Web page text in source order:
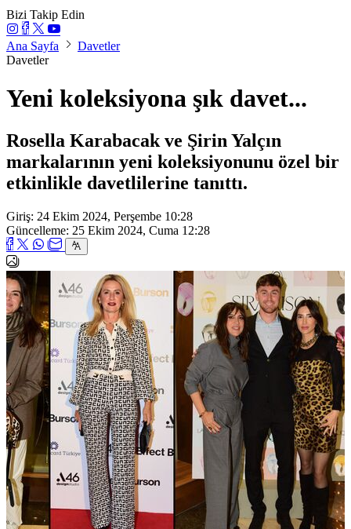
Bizi Takip Edin
Ana Sayfa
Davetler
Davetler
Yeni koleksiyona şık davet...
Rosella Karabacak ve Şirin Yalçın
markalarının yeni koleksiyonunu özel bir
etkinlikle davetlilerine tanıttı.
Giriş: 24 Ekim 2024, Perşembe 10:28
Güncelleme: 25 Ekim 2024, Cuma 12:28